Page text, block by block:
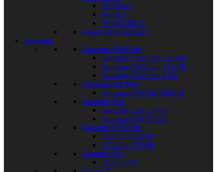
Pencil Pro
Pencil 2
Pencil USB-C
Apple Magic Mouse 3
Samsung
Samsung S26 Ultra
Samsung S26 Ultra 256 Gb
Samsung S26 Ultra 512 Gb
Samsung S26 Ultra 1 Tb
Samsung S26 Plus
Samsung S26 Plus 256 Gb
Samsung S26
Samsung S26 256 Gb
Samsung S26 512Gb
Samsung S25 Ultra
S25 Ultra 256Gb
S25 Ultra 512Gb
Samsung S25
S25 256 Gb